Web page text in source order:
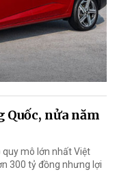
nửa năm
quy mô lớn nhất Việt
300 tỷ đồng nhưng lợi